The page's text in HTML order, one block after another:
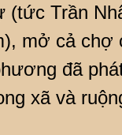
Trần
mở cả chợ
đã
xã và